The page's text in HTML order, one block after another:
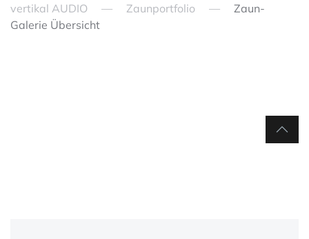
vertikal AUDIO
Zaunportfolio
Zaun-
Galerie Übersicht